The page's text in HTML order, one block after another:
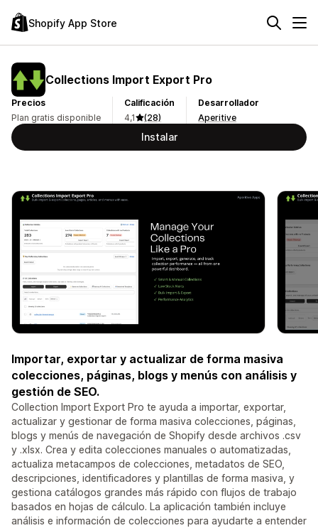
Shopify App Store
Collections Import Export Pro
Precios
Plan gratis disponible
Calificación
4,1
(28)
Desarrollador
Aperitive
Instalar
Importar, exportar y actualizar de forma masiva
colecciones, páginas, blogs y menús con análisis y
gestión de SEO.
Collection Import Export Pro te ayuda a importar, exportar,
actualizar y gestionar de forma masiva colecciones, páginas,
blogs y menús de navegación de Shopify desde archivos .csv
y .xlsx. Crea y edita colecciones manuales o automatizadas,
actualiza metacampos de colecciones, metadatos de SEO,
descripciones, identificadores y plantillas de forma masiva, y
gestiona catálogos grandes más rápido con flujos de trabajo
basados en hojas de cálculo. La aplicación también incluye
análisis e información de colecciones para ayudarte a entender